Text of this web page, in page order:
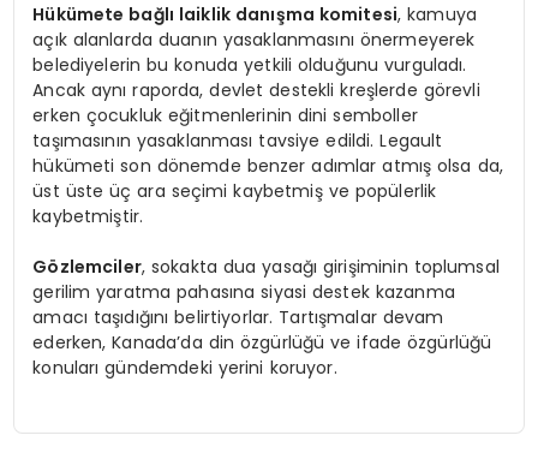
Hükümete bağlı laiklik danışma komitesi, kamuya
açık alanlarda duanın yasaklanmasını önermeyerek
belediyelerin bu konuda yetkili olduğunu vurguladı.
Ancak aynı raporda, devlet destekli kreşlerde görevli
erken çocukluk eğitmenlerinin dini semboller
taşımasının yasaklanması tavsiye edildi. Legault
hükümeti son dönemde benzer adımlar atmış olsa da,
üst üste üç ara seçimi kaybetmiş ve popülerlik
kaybetmiştir.
Gözlemciler, sokakta dua yasağı girişiminin toplumsal
gerilim yaratma pahasına siyasi destek kazanma
amacı taşıdığını belirtiyorlar. Tartışmalar devam
ederken, Kanada’da din özgürlüğü ve ifade özgürlüğü
konuları gündemdeki yerini koruyor.